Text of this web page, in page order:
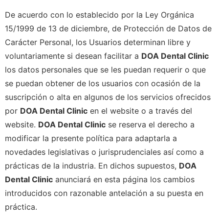
De acuerdo con lo establecido por la Ley Orgánica
15/1999 de 13 de diciembre, de Protección de Datos de
Carácter Personal, los Usuarios determinan libre y
voluntariamente si desean facilitar a DOA Dental Clinic
los datos personales que se les puedan requerir o que
se puedan obtener de los usuarios con ocasión de la
suscripción o alta en algunos de los servicios ofrecidos
por DOA Dental Clinic en el website o a través del
website. DOA Dental Clinic se reserva el derecho a
modificar la presente política para adaptarla a
novedades legislativas o jurisprudenciales así como a
prácticas de la industria. En dichos supuestos, DOA
Dental Clinic anunciará en esta página los cambios
introducidos con razonable antelación a su puesta en
práctica.